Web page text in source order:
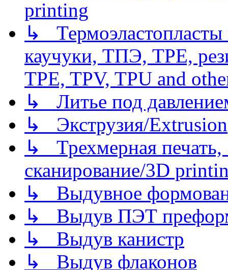
printing
↳
каучуки, ТПЭ, TPE,
TPE, TPV, TPU and
↳ Литье под
↳ Экструзия/Extrusion
↳ Трехмерная
сканирование/3D
↳ Выдувное
↳ Выдув ПЭТ
↳ Выдув канистр
↳ Выдув флаконов